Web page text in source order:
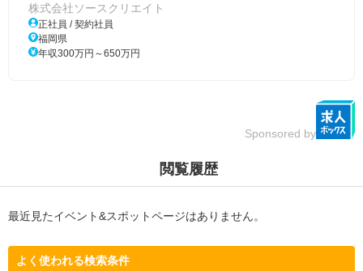
株式会社ソースクリエイト
正社員 / 契約社員
福岡県
年収300万円～650万円
Sponsored by
閲覧履歴
最近見たイベント&スポットページはありません。
よく使われる検索条件